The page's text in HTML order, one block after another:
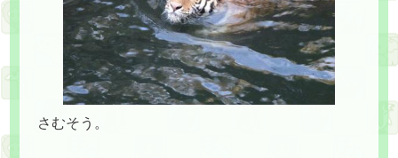
さむそう。